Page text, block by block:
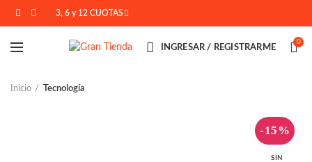
3, 6 y 12 CUOTAS
INGRESAR / REGISTRARME
0
Inicio Tecnología
-15%
SIN